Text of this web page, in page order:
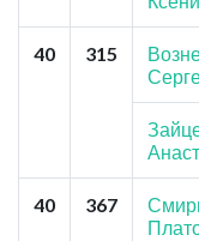
40 315
40 367